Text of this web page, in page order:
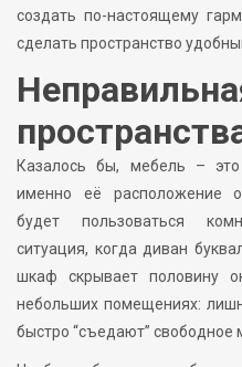
создать по-настоящему
сделать пространство
Казалось бы, мебель –
именно её расположение
будет пользоваться
ситуация, когда диван
шкаф скрывает половину
небольших помещениях:
быстро “съедают” свободное